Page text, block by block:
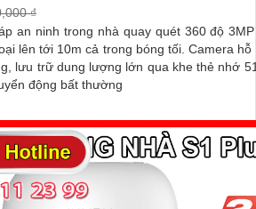
₫
an ninh trong nhà quay quét 360 độ
10m cả trong bóng tối. Camera hỗ trợ đàm
lưu trữ dung lượng lớn qua khe thẻ nhớ
động bất thường